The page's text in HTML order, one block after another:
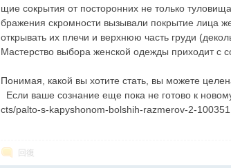
щие сокрытия от посторонних не только
бражения скромности вызывали покрытие лица
открывать их плечи и верхнюю часть груди
Мастерство выбора женской одежды приходит с
Понимая, какой вы хотите стать, вы можете
Если ваше сознание еще пока не готово к
cts/palto-s-kapyshonom-bolshih-razmerov-2-100351
回復